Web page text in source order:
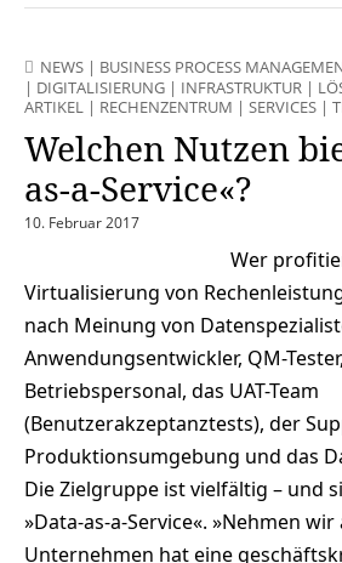
NEWS | BUSINESS PROCESS
| DIGITALISIERUNG | INFRASTRUKTUR |
ARTIKEL | RECHENZENTRUM | SERVICES |
Welchen Nutzen
as-a-Service«?
10. Februar 2017
Wer
Virtualisierung von
nach Meinung von
Anwendungsentwickler, QM-
Betriebspersonal, das UAT-Team
(Benutzerakzeptanztests), der
Produktionsumgebung und das
Die Zielgruppe ist vielfältig – und
»Data-as-a-Service«. »Nehmen wir
Unternehmen hat eine